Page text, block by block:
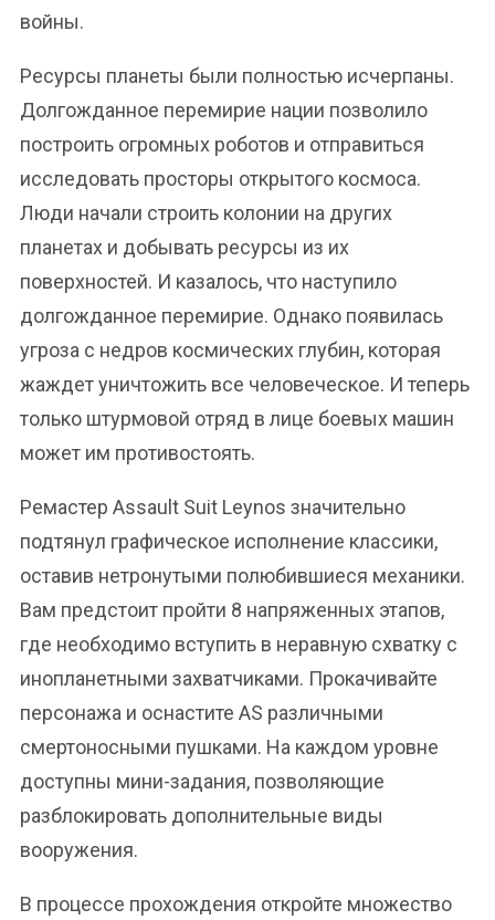
войны.
Ресурсы планеты были полностью исчерпаны.
Долгожданное перемирие нации позволило
построить огромных роботов и отправиться
исследовать просторы открытого космоса.
Люди начали строить колонии на других
планетах и добывать ресурсы из их
поверхностей. И казалось, что наступило
долгожданное перемирие. Однако появилась
угроза с недров космических глубин, которая
жаждет уничтожить все человеческое. И теперь
только штурмовой отряд в лице боевых машин
может им противостоять.
Ремастер Assault Suit Leynos значительно
подтянул графическое исполнение классики,
оставив нетронутыми полюбившиеся механики.
Вам предстоит пройти 8 напряженных этапов,
где необходимо вступить в неравную схватку с
инопланетными захватчиками. Прокачивайте
персонажа и оснастите AS различными
смертоносными пушками. На каждом уровне
доступны мини-задания, позволяющие
разблокировать дополнительные виды
вооружения.
В процессе прохождения откройте множество